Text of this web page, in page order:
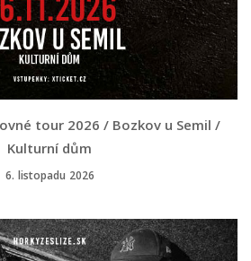
tour 2026 / Bozkov u Semil /
Kulturní dům
6. listopadu 2026